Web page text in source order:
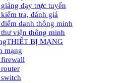
dạy trực tuyến
tra, đánh giá
danh thông minh
viện thông minh
THIẾT BỊ MẠNG
mạng